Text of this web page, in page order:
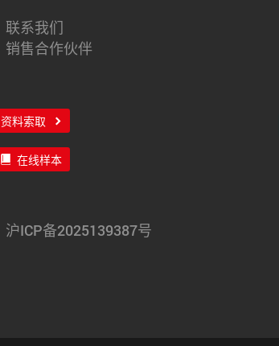
联系我们
销售合作伙伴
资料索取
在线样本
沪ICP备2025139387号